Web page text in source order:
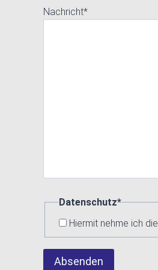
Nachricht*
Datenschutz*
Hiermit nehme ich die
Absenden